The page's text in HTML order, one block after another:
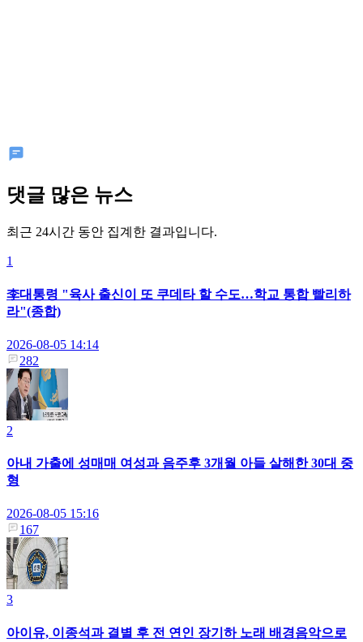
댓글 많은 뉴스
최근 24시간 동안 집계한 결과입니다.
1
李대통령 "육사 출신이 또 쿠데타 할 수도…학교 통합 빨리하
라"(종합)
2026-08-05 14:14
282
2
아내 가출에 성매매 여성과 음주후 3개월 아들 살해한 30대 중
형
2026-08-05 15:16
167
3
아이유, 이종석과 결별 후 전 연인 장기하 노래 배경음악으로